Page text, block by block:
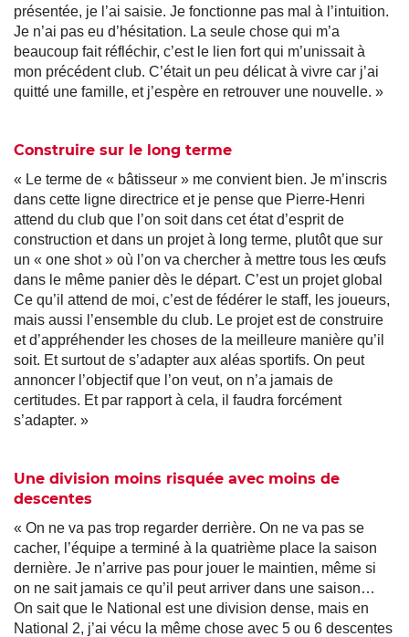
présentée, je l’ai saisie. Je fonctionne pas mal à l’intuition.
Je n’ai pas eu d’hésitation. La seule chose qui m’a
beaucoup fait réfléchir, c’est le lien fort qui m’unissait à
mon précédent club. C’était un peu délicat à vivre car j’ai
quitté une famille, et j’espère en retrouver une nouvelle. »
Construire sur le long terme
« Le terme de « bâtisseur » me convient bien. Je m’inscris
dans cette ligne directrice et je pense que Pierre-Henri
attend du club que l’on soit dans cet état d’esprit de
construction et dans un projet à long terme, plutôt que sur
un « one shot » où l’on va chercher à mettre tous les œufs
dans le même panier dès le départ. C’est un projet global
Ce qu’il attend de moi, c’est de fédérer le staff, les joueurs,
mais aussi l’ensemble du club. Le projet est de construire
et d’appréhender les choses de la meilleure manière qu’il
soit. Et surtout de s’adapter aux aléas sportifs. On peut
annoncer l’objectif que l’on veut, on n’a jamais de
certitudes. Et par rapport à cela, il faudra forcément
s’adapter. »
Une division moins risquée avec moins de
descentes
« On ne va pas trop regarder derrière. On ne va pas se
cacher, l’équipe a terminé à la quatrième place la saison
dernière. Je n’arrive pas pour jouer le maintien, même si
on ne sait jamais ce qu’il peut arriver dans une saison…
On sait que le National est une division dense, mais en
National 2, j’ai vécu la même chose avec 5 ou 6 descentes